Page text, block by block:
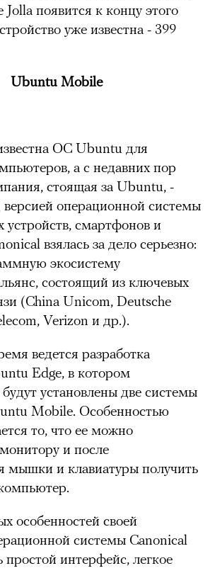
появится к концу этого
уже известна - 399
Ubuntu Mobile
ОС Ubuntu для
а с недавних пор
стоящая за Ubuntu, -
версией операционной системы
устройств, смартфонов и
взялась за дело серьезно:
экосистему
состоящий из ключевых
(China Unicom, Deutsche
Verizon и др.).
ведется разработка
Edge, в котором
установлены две системы
Mobile. Особенностью
то, что ее можно
и после
мышки и клавиатуры получить
особенностей своей
системы Canonical
простой интерфейс, легкое